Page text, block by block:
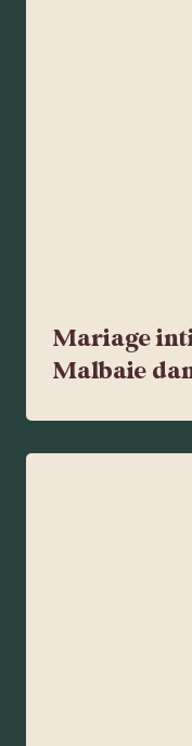
Mariage
Malbaie